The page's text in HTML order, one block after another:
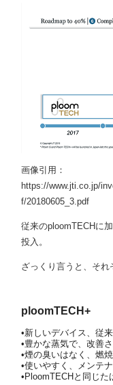
画像引用：
https://www.jti.co.jp/
f/20180605_3.pdf
従来のploomTECHに
投入。
ざっくり言うと、それ
ploomTECH+
•新しいデバイス、従
•豊かな蒸気で、改善
•煙の臭いはなく、燃
•使いやすく、メンテ
•PloomTECHと同じた